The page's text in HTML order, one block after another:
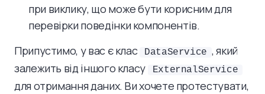
при виклику, що може бути корисним для
перевірки поведінки компонентів.
Припустимо, у вас є клас
DataService , який
залежить від іншого класу
ExternalService
для отримання даних. Ви хочете протестувати,